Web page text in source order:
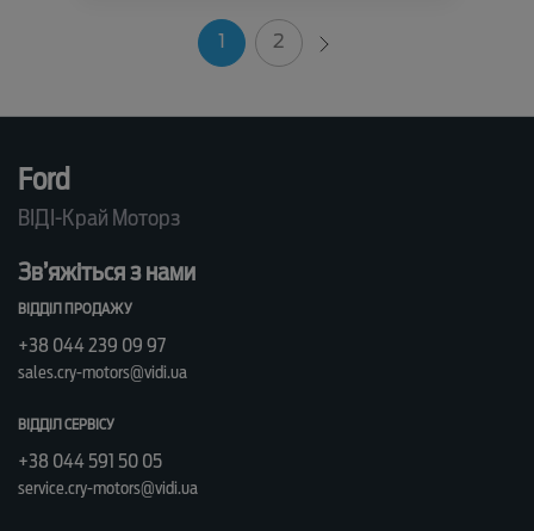
1 2
Ford
ВІДІ-Край Моторз
Зв’яжіться з нами
ВІДДІЛ ПРОДАЖУ
+38 044 239 09 97
sales.cry-motors@vidi.ua
ВІДДІЛ СЕРВІСУ
+38 044 591 50 05
service.cry-motors@vidi.ua